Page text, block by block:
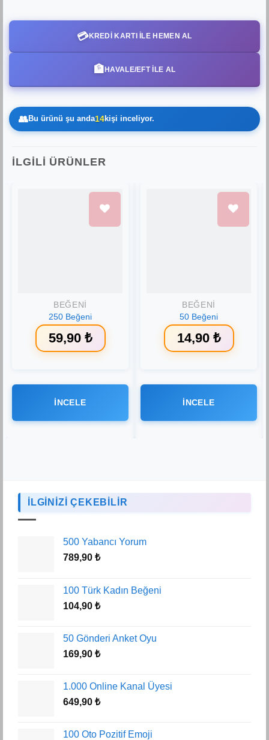
👥Bu ürünü şu anda14kişi inceliyor.
💳KREDI KARTI ILE HEMEN AL
🏦HAVALE/EFT İLE AL
İLGILI ÜRÜNLER
BEĞENI
250 Beğeni
59,90 ₺
İNCELE
BEĞENI
50 Beğeni
14,90 ₺
İNCELE
İLGİNİZİ ÇEKEBİLİR
500 Yabancı Yorum
789,90 ₺
100 Türk Kadın Beğeni
104,90 ₺
50 Gönderi Anket Oyu
169,90 ₺
1.000 Online Kanal Üyesi
649,90 ₺
100 Oto Pozitif Emoji